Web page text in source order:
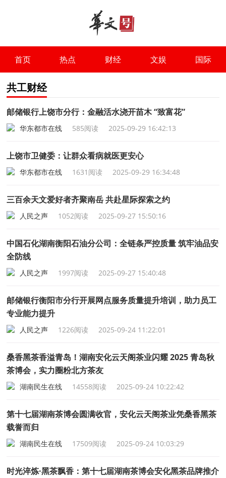
首页 热点 财经 文娱 国际
共工财经
邮储银行上饶市分行：金融活水浇开苗木 “致富花”
华东都市在线 585阅读 2025-09-29 16:42:13
上饶市卫健委：让群众看病就医更安心
华东都市在线 1631阅读 2025-09-29 16:34:48
三百余天文爱好者齐聚南岳 共赴星际探索之约
人民之声 1052阅读 2025-09-27 15:50:16
中国石化湖南衡阳石油分公司：全链条严控质量 筑牢油品安
全防线
人民之声 1997阅读 2025-09-27 15:40:48
邮储银行衡阳市分行开展网点服务质量提升培训，助力员工
专业能力提升
人民之声 1226阅读 2025-09-24 11:22:01
桑香黑茶香溢青岛！湖南安化云天阁茶业闪耀 2025 青岛秋
茶博会，实力圈粉北方茶友
湖南民生在线 14558阅读 2025-09-24 10:22:42
第十七届湖南茶博会圆满收官，安化云天阁茶业凭桑香黑茶
载誉而归
湖南民生在线 17509阅读 2025-09-24 10:03:29
时光淬炼·黑茶飘香：第十七届湖南茶博会安化黑茶品牌推介